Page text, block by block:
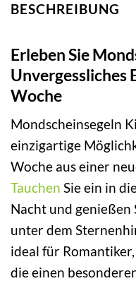
BESCHREIBUNG
Erleben Sie
Unvergessliches
Woche
Mondscheinsegeln
einzigartige
Woche aus einer
Tauchen Sie ein in
Nacht und genießen
unter dem
ideal für
die einen